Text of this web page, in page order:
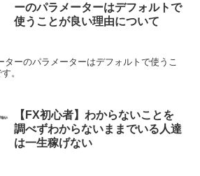
ーのパラメーターはデフォルトで
使うことが良い理由について
ターのパラメーターはデフォルトで使うこ
。
【FX初心者】わからないことを
調べずわからないままでいる人達
は一生稼げない